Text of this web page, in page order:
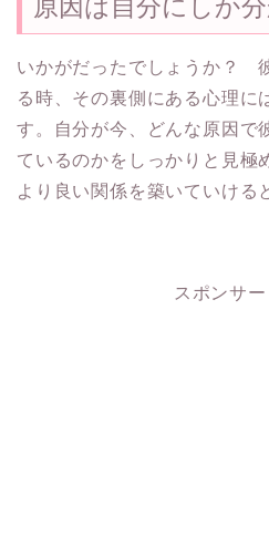
原因は自分にしか
いかがだったでしょうか？
る時、その裏側にある心理に
す。自分が今、どんな原因で
ているのかをしっかりと見極
より良い関係を築いていける
スポンサー